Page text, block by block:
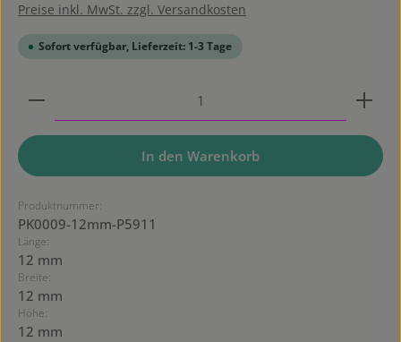
Preise inkl. MwSt. zzgl. Versandkosten
Sofort verfügbar, Lieferzeit: 1-3 Tage
Produkt Anzahl: Gib den gewünschten Wert ein
In den Warenkorb
Produktnummer:
PK0009-12mm-P5911
Länge:
12 mm
Breite:
12 mm
Höhe:
12 mm